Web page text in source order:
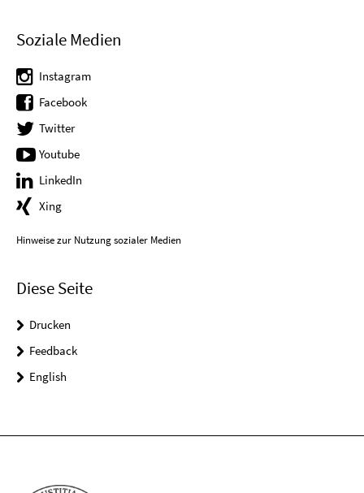
Soziale Medien
Instagram
Facebook
Twitter
Youtube
LinkedIn
Xing
Hinweise zur Nutzung sozialer Medien
Diese Seite
Drucken
Feedback
English